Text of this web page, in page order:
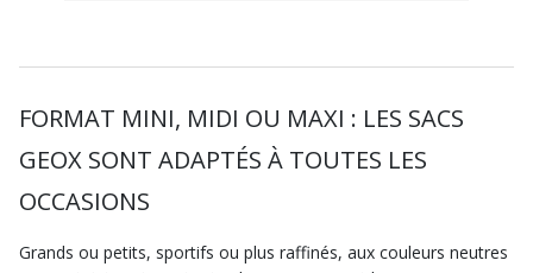
FORMAT MINI, MIDI OU MAXI : LES SACS
GEOX SONT ADAPTÉS À TOUTES LES
OCCASIONS
Grands ou petits, sportifs ou plus raffinés, aux couleurs neutres